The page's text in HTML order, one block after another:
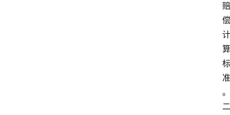
赔
偿
计
算
标
准
。
二